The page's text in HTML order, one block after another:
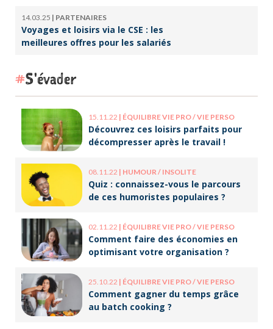
14.03.25 | PARTENAIRES
Voyages et loisirs via le CSE : les
meilleures offres pour les salariés
S'évader
15.11.22 | ÉQUILIBRE VIE PRO / VIE PERSO
Découvrez ces loisirs parfaits pour
décompresser après le travail !
08.11.22 | HUMOUR / INSOLITE
Quiz : connaissez-vous le parcours
de ces humoristes populaires ?
02.11.22 | ÉQUILIBRE VIE PRO / VIE PERSO
Comment faire des économies en
optimisant votre organisation ?
25.10.22 | ÉQUILIBRE VIE PRO / VIE PERSO
Comment gagner du temps grâce
au batch cooking ?